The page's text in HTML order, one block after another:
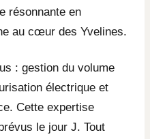
résonnante en
au cœur des Yvelines.
: gestion du volume
électrique et
Cette expertise
le jour J. Tout